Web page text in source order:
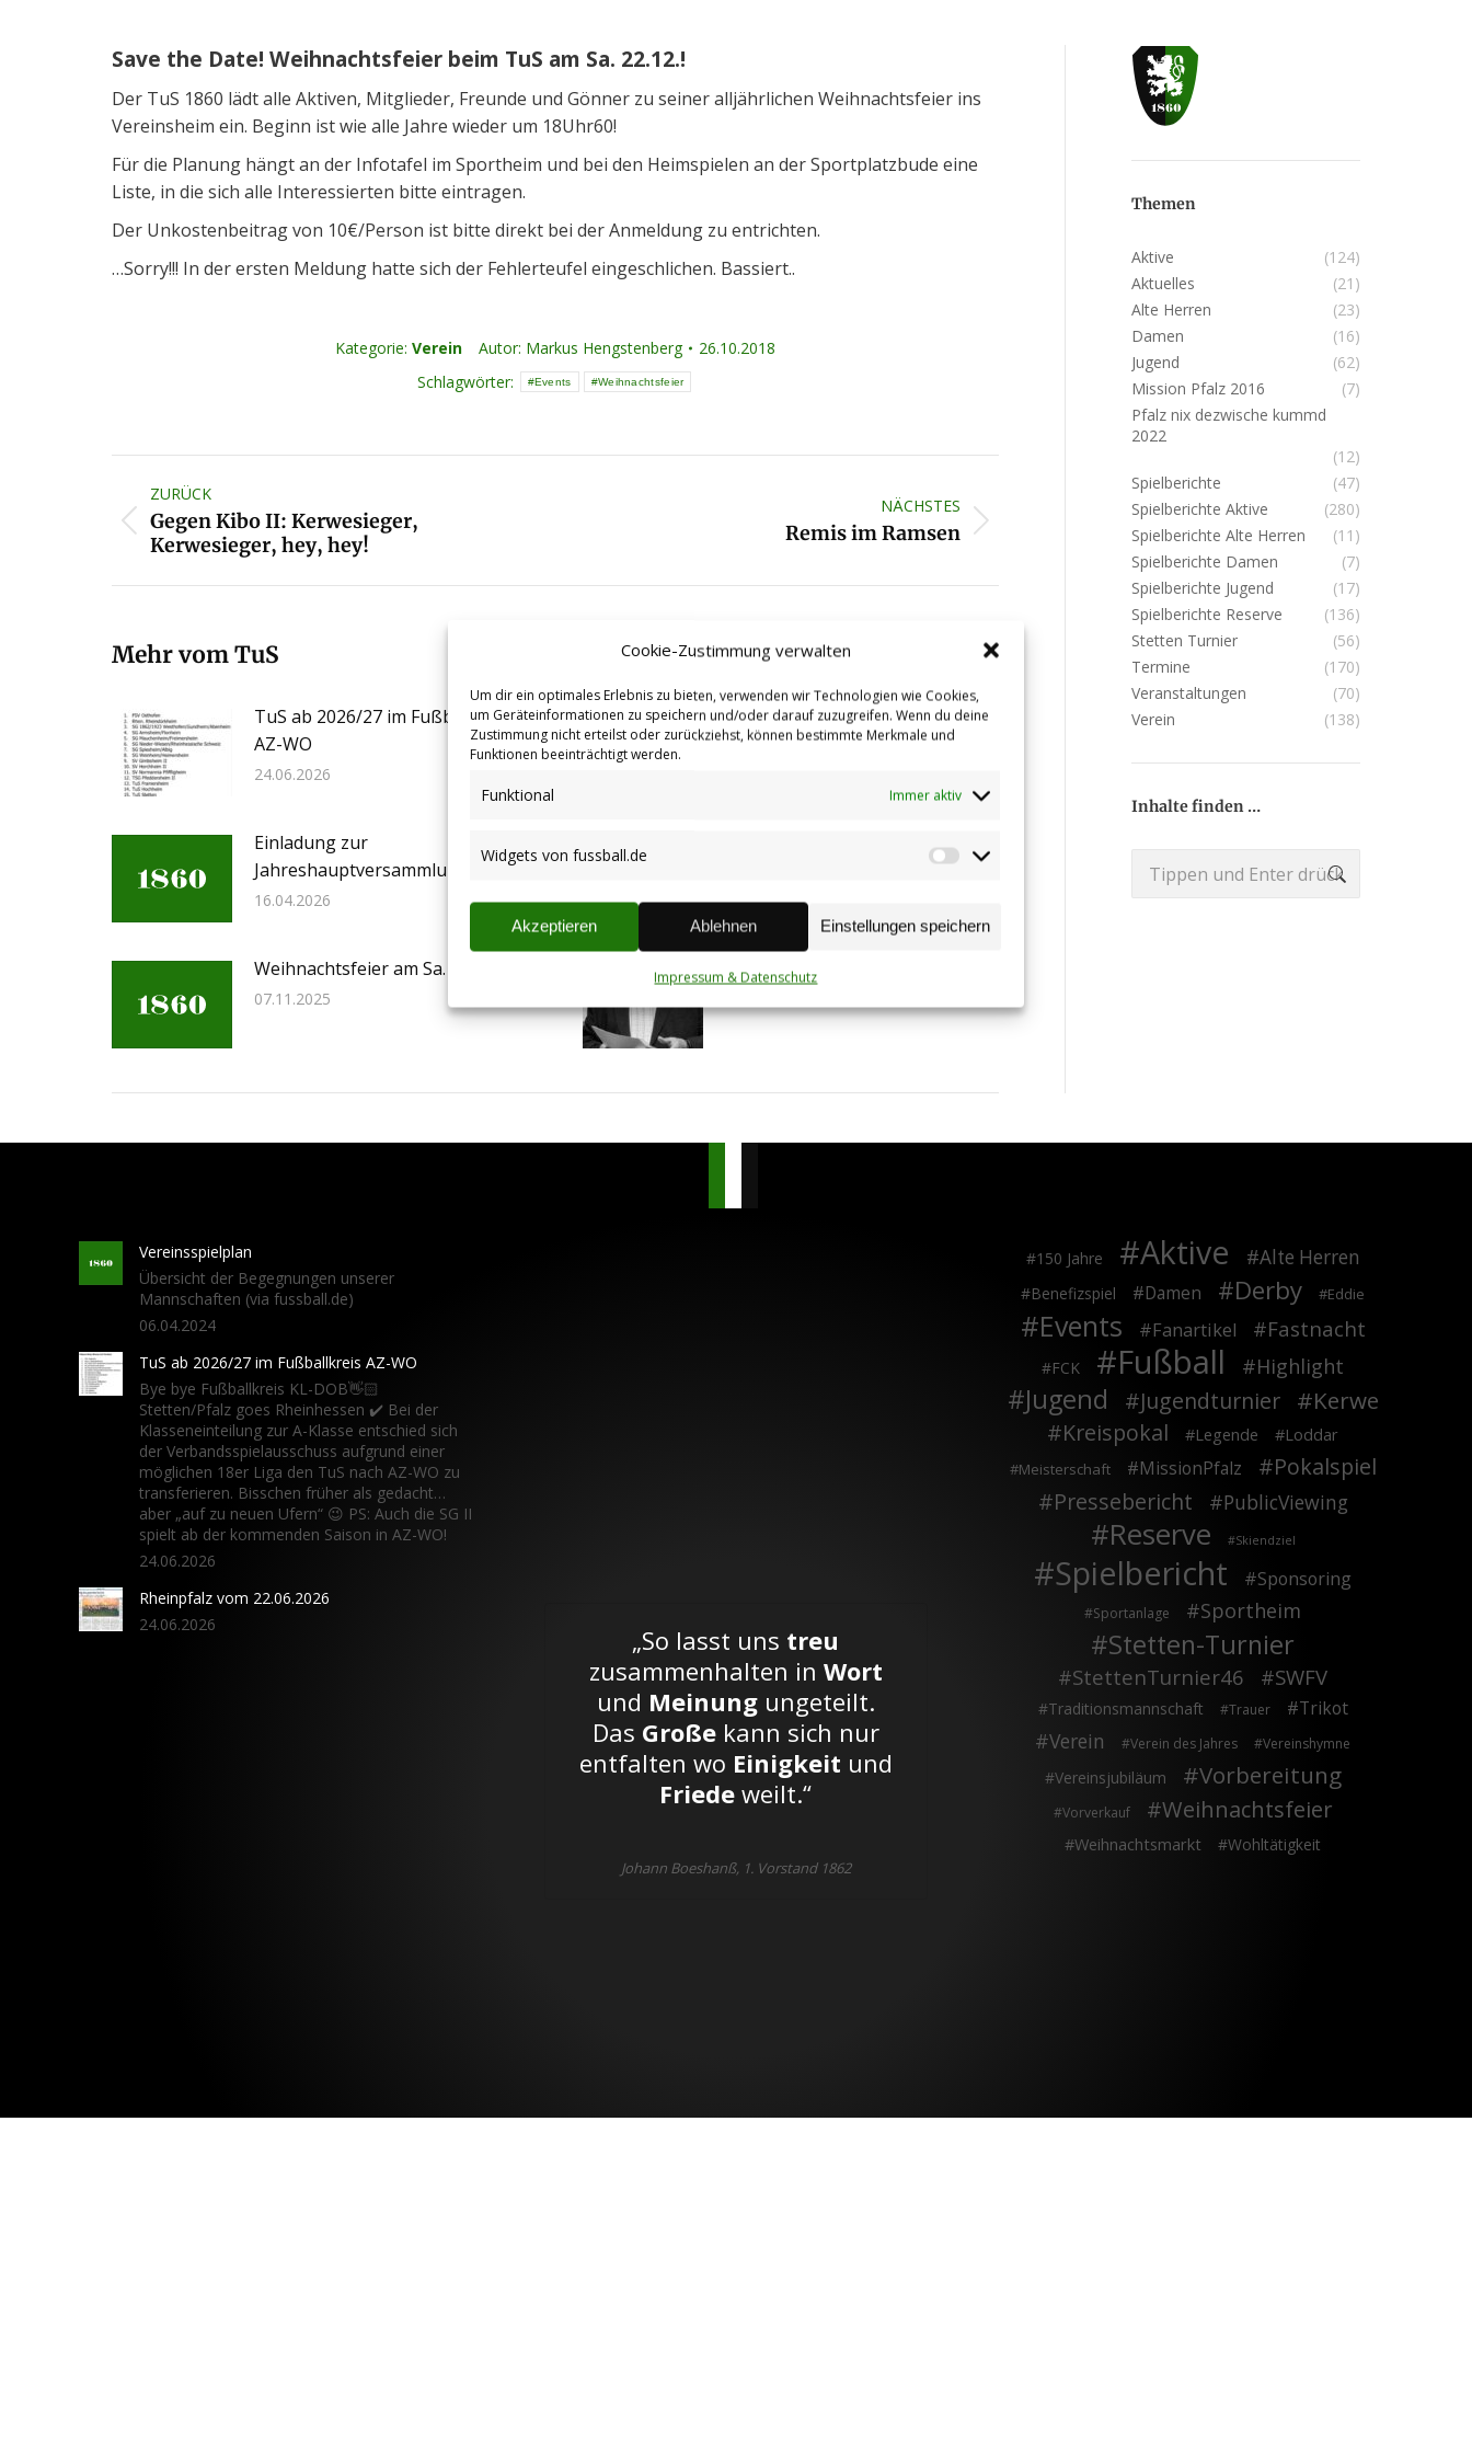
Cookie-Zustimmung verwalten
Um dir ein optimales Erlebnis zu bieten, verwenden wir Technologien wie Cookies,
um Geräteinformationen zu speichern und/oder darauf zuzugreifen. Wenn du deine
Zustimmung nicht erteilst oder zurückziehst, können bestimmte Merkmale und
Funktionen beeinträchtigt werden.
Funktional Immer aktiv
Widgets von fussball.de
Widgets
fussball.de
Akzeptieren Ablehnen Einstellungen speichern
Impressum & Datenschutz
Save the Date! Weihnachtsfeier beim TuS am Sa. 22.12.!
Der TuS 1860 lädt alle Aktiven, Mitglieder, Freunde und Gönner zu seiner alljährlichen Weihnachtsfeier ins
Vereinsheim ein. Beginn ist wie alle Jahre wieder um 18Uhr60!
Für die Planung hängt an der Infotafel im Sportheim und bei den Heimspielen an der Sportplatzbude eine
Liste, in die sich alle Interessierten bitte eintragen.
Der Unkostenbeitrag von 10€/Person ist bitte direkt bei der Anmeldung zu entrichten.
…Sorry!!! In der ersten Meldung hatte sich der Fehlerteufel eingeschlichen. Bassiert..
Kategorie: Verein Autor: Markus Hengstenberg
26.10.2018
Schlagwörter:
Events Weihnachtsfeier
ZURÜCK
Vorheriger
Beitrag:
Gegen Kibo II: Kerwesieger,
Kerwesieger, hey, hey!
NÄCHSTES
Remis im Ramsen
Mehr vom TuS
TuS ab 2026/27 im Fußballkreis
AZ-WO
24.06.2026
Rheinpfalz vom 22.06.2026
24.06.2026
Einladung zur
Jahreshauptversammlung am:
16.04.2026
Neue Fanartikel: TuS Socken &
10.03.2026
Weihnachtsfeier am Sa. 20.12.25
07.11.2025
Wir trauern um Edwin Henn
Themen
Aktive
(124)
Aktuelles
(21)
Alte Herren
(23)
Damen
(16)
Jugend
(62)
Mission Pfalz 2016
(7)
Pfalz nix dezwische kummd
2022
(12)
Spielberichte
(47)
Spielberichte Aktive
(280)
Spielberichte Alte Herren
(11)
Spielberichte Damen
(7)
Spielberichte Jugend
(17)
Spielberichte Reserve
(136)
Stetten Turnier
(56)
Termine
(170)
Veranstaltungen
(70)
Verein
(138)
Inhalte finden …
Vereinsspielplan
Übersicht der Begegnungen unserer
Mannschaften (via fussball.de)
06.04.2024
TuS ab 2026/27 im Fußballkreis AZ-WO
Bye bye Fußballkreis KL-DOB👋🏻
Stetten/Pfalz goes Rheinhessen ✔️ Bei der
Klasseneinteilung zur A-Klasse entschied sich
der Verbandsspielausschuss aufgrund einer
möglichen 18er Liga den TuS nach AZ-WO zu
transferieren. Bisschen früher als gedacht…
aber „auf zu neuen Ufern“ 😉 PS: Auch die SG II
spielt ab der kommenden Saison in AZ-WO!
24.06.2026
Rheinpfalz vom 22.06.2026
24.06.2026
„So lasst uns treu
zusammenhalten in Wort
und Meinungungeteilt.
Das Großekann sich nur
entfalten wo Einigkeit und
Friede weilt.“
Johann Boeshanß, 1. Vorstand 1862
150 Jahre Aktive Alte Herren
Benefizspiel Damen Derby Eddie
Events Fanartikel Fastnacht
FCK Fußball Highlight
Jugend Jugendturnier Kerwe
Kreispokal Legende Loddar
Meisterschaft MissionPfalz
Pokalspiel
Pressebericht
PublicViewing
Reserve Skiendziel
Spielbericht Sponsoring
Sportanlage Sportheim
Stetten-Turnier
StettenTurnier46 SWFV
Traditionsmannschaft Trauer Trikot
Verein Verein des Jahres Vereinshymne
Vereinsjubiläum Vorbereitung
Vorverkauf Weihnachtsfeier
Weihnachtsmarkt Wohltätigkeit